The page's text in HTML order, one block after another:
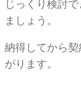
じっくり検討
ましょう。
納得してから
がります。